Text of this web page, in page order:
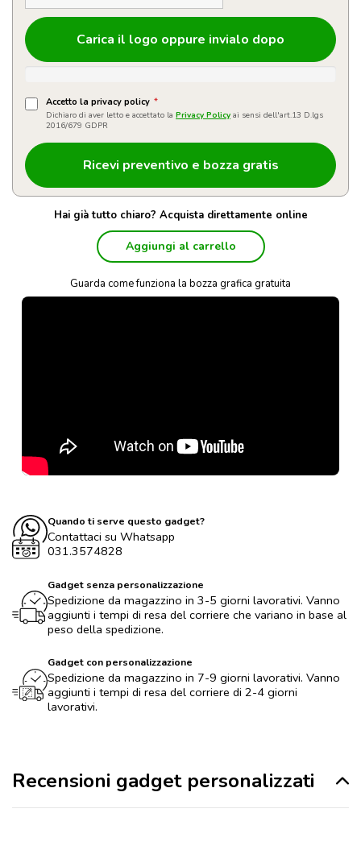
Carica il logo oppure invialo dopo
Accetto la privacy policy *
Dichiaro di aver letto e accettato la Privacy Policy ai sensi dell'art.13 D.lgs
2016/679 GDPR
Hai già tutto chiaro? Acquista direttamente online
Aggiungi al carrello
Guarda come funziona la bozza grafica gratuita
Quando ti serve questo gadget?
Contattaci su Whatsapp
031.3574828
Gadget senza personalizzazione
Spedizione da magazzino in 3-5 giorni lavorativi. Vanno
aggiunti i tempi di resa del corriere che variano in base al
peso della spedizione.
Gadget con personalizzazione
Spedizione da magazzino in 7-9 giorni lavorativi. Vanno
aggiunti i tempi di resa del corriere di 2-4 giorni
lavorativi.
Recensioni gadget personalizzati